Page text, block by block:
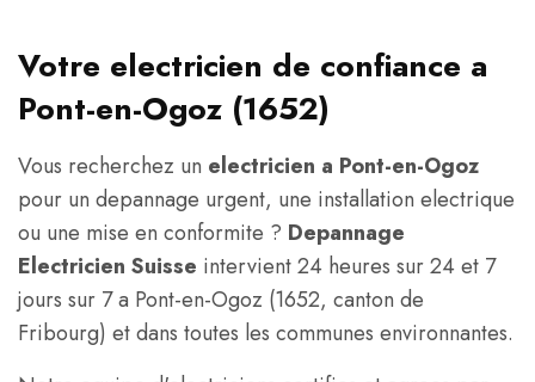
Votre electricien de confiance a
Pont-en-Ogoz (1652)
Vous recherchez un electricien a Pont-en-Ogoz
pour un depannage urgent, une installation electrique
ou une mise en conformite ? Depannage
Electricien Suisse intervient 24 heures sur 24 et 7
jours sur 7 a Pont-en-Ogoz (1652, canton de
Fribourg) et dans toutes les communes environnantes.